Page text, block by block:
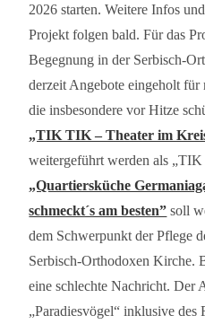
2026 starten. Weitere Infos
Projekt folgen bald. Für das
Begegnung in der Serbisch-
derzeit Angebote eingeholt für
die insbesondere vor Hitze
„TIK TIK – Theater im
weitergeführt werden als
„Quartiersküche
schmeckt´s am besten” soll
dem Schwerpunkt der Pflege
Serbisch-Orthodoxen Kirche.
eine schlechte Nachricht. Der
„Paradiesvögel“ inklusive des